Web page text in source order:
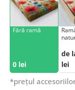
Fără ramă
0 lei
de
lei
*prețul